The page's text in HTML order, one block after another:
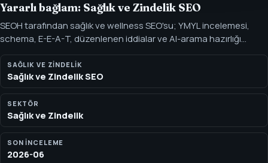
Yararlı bağlam: Sağlık ve Zindelik SEO
SEOH tarafından sağlık ve wellness SEO'su; YMYL incelemesi,
schema, E-E-A-T, düzenlenen iddialar ve AI-arama hazırlığı
kapsanır. Sağlık SEO'su faydalı içerik, iddia disiplini, açık inceleme
sahipliği, schema hijyeni ve tıbbi tavsiye haline gelmeyen AI-
uyumlu cevaplar gerektirir.
SAĞLIK VE ZINDELIK
Sağlık ve Zindelik SEO
SEKTÖR
Sağlık ve Zindelik
SON INCELEME
2026-06